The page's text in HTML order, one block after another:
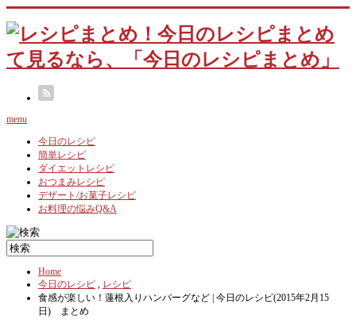
menu
今日のレシピ
簡単レシピ
ダイエットレシピ
おつまみレシピ
デザート/お菓子レシピ
お料理の悩みQ&A
Home
今日のレシピ , レシピ
食感が楽しい！蓮根入りハンバーグなど | 今日のレシピ(2015年2月15
日) まとめ